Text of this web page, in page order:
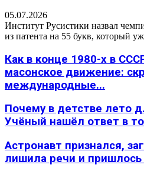
05.07.2026
Институт Русистики назвал
из патента на 55 букв, который
Как в конце 1980-х в
масонское движение:
международные...
Почему в детстве лето
Учёный нашёл ответ в
Астронавт признался,
лишила речи и пришлось